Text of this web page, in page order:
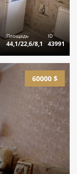
Площадь
44,1/22,6/8,1
ID
43991
60000 $